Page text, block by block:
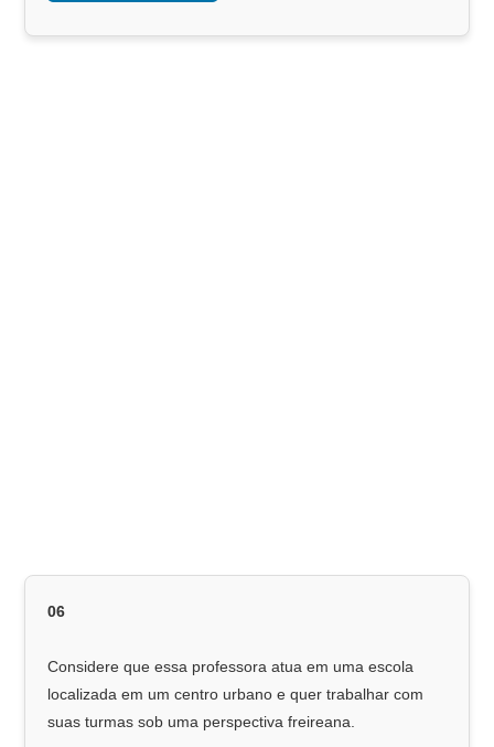
06
Considere que essa professora atua em uma escola
localizada em um centro urbano e quer trabalhar com
suas turmas sob uma perspectiva freireana.